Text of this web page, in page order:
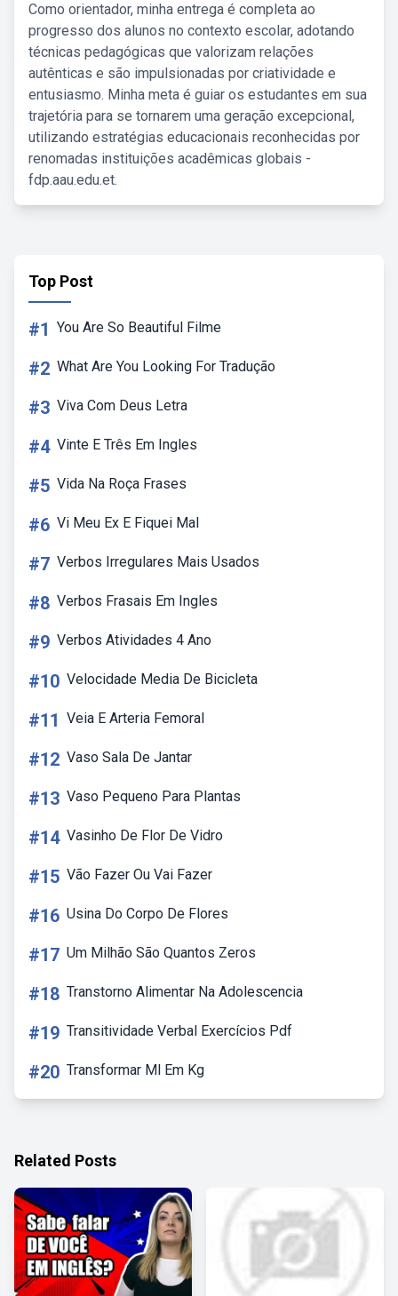
Como orientador, minha entrega é completa ao
progresso dos alunos no contexto escolar, adotando
técnicas pedagógicas que valorizam relações
autênticas e são impulsionadas por criatividade e
entusiasmo. Minha meta é guiar os estudantes em sua
trajetória para se tornarem uma geração excepcional,
utilizando estratégias educacionais reconhecidas por
renomadas instituições acadêmicas globais -
fdp.aau.edu.et.
Top Post
#1 You Are So Beautiful Filme
#2 What Are You Looking For Tradução
#3 Viva Com Deus Letra
#4 Vinte E Três Em Ingles
#5 Vida Na Roça Frases
#6 Vi Meu Ex E Fiquei Mal
#7 Verbos Irregulares Mais Usados
#8 Verbos Frasais Em Ingles
#9 Verbos Atividades 4 Ano
#10 Velocidade Media De Bicicleta
#11 Veia E Arteria Femoral
#12 Vaso Sala De Jantar
#13 Vaso Pequeno Para Plantas
#14 Vasinho De Flor De Vidro
#15 Vão Fazer Ou Vai Fazer
#16 Usina Do Corpo De Flores
#17 Um Milhão São Quantos Zeros
#18 Transtorno Alimentar Na Adolescencia
#19 Transitividade Verbal Exercícios Pdf
#20 Transformar Ml Em Kg
Related Posts